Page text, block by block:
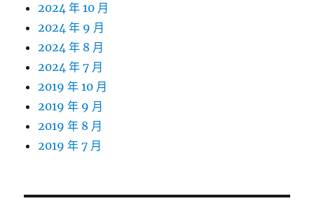
2024 年 10 月
2024 年 9 月
2024 年 8 月
2024 年 7 月
2019 年 10 月
2019 年 9 月
2019 年 8 月
2019 年 7 月